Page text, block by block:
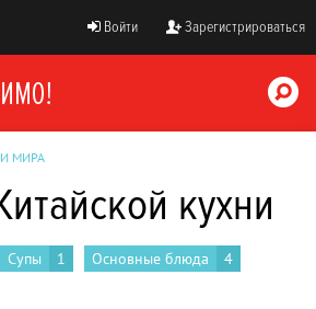
Войти Зарегистрироваться
МИРА
кухни
Супы 1 Основные блюда 4